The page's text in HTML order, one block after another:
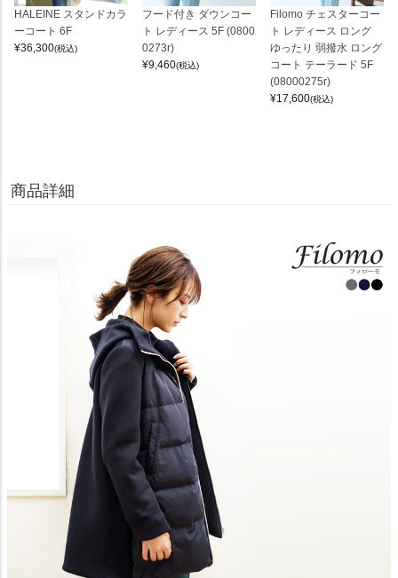
HALEINE スタンドカラ
ーコート 6F
¥36,300(税込)
フード付き ダウンコー
ト レディース 5F (0800
0273r)
¥9,460(税込)
Filomo チェスターコー
ト レディース ロング
ゆったり 弱撥水 ロング
コート テーラード 5F
(08000275r)
¥17,600(税込)
商品詳細